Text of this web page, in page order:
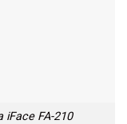
FA-210